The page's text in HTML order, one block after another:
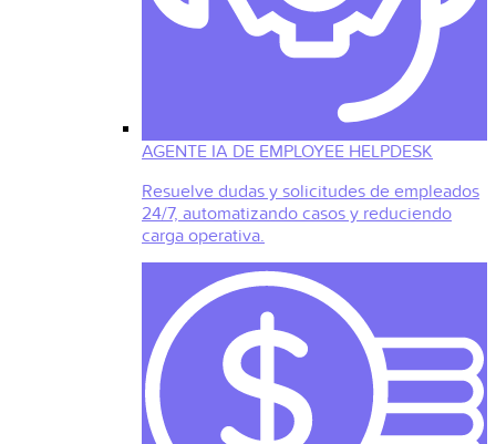
AGENTE IA DE EMPLOYEE HELPDESK
Resuelve dudas y solicitudes de empleados
24/7, automatizando casos y reduciendo
carga operativa.